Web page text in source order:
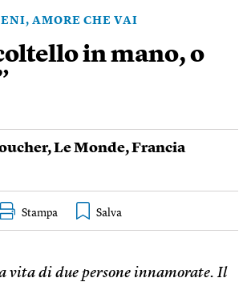
AMORE CHE VAI
in mano, o
,Le Monde,Francia
Stampa
vita di due persone innamorate. Il